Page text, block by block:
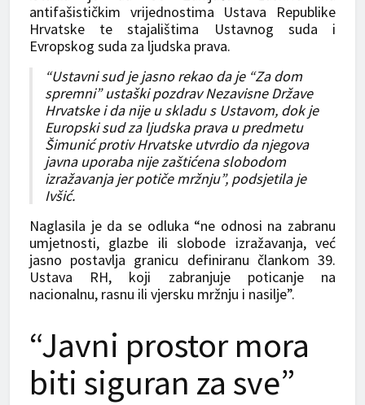
antifašističkim vrijednostima Ustava Republike
Hrvatske te stajalištima Ustavnog suda i
Evropskog suda za ljudska prava.
“Ustavni sud je jasno rekao da je “Za dom
spremni” ustaški pozdrav Nezavisne Države
Hrvatske i da nije u skladu s Ustavom, dok je
Europski sud za ljudska prava u predmetu
Šimunić protiv Hrvatske utvrdio da njegova
javna uporaba nije zaštićena slobodom
izražavanja jer potiče mržnju”, podsjetila je
Ivšić.
Naglasila je da se odluka “ne odnosi na zabranu
umjetnosti, glazbe ili slobode izražavanja, već
jasno postavlja granicu definiranu člankom 39.
Ustava RH, koji zabranjuje poticanje na
nacionalnu, rasnu ili vjersku mržnju i nasilje”.
“Javni prostor mora
biti siguran za sve”